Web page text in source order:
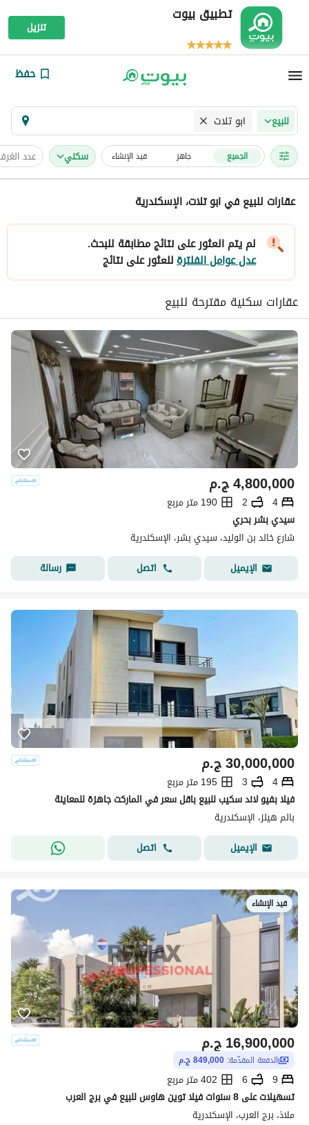
تطبيق بيوت
تنزيل
حفظ
للبيع ابو تلات
الجميع جاهز قيد الإنشاء سكني عدد
عقارات للبيع في ابو تلات، الإسكندرية
لم يتم العثور على نتائج مطابقة للبحث.
عدل عوامل الفلترةللعثور على نتائج
عقارات سكنية مقترحة للبيع
ج.م4,800,000
4
2
190 متر مربع
سيدي بشر بحري
شارع خالد بن الوليد، سيدي بشر، الإسكندرية
الإيميل
اتصل رسالة
ج.م30,000,000
4
3
195 متر مربع
فيلا بفيو لاند سكيب للبيع باقل سعر في الماركت جاهزة للمعاينة
بالم هيلز، الإسكندرية
الإيميل
اتصل
قيد الإنشاء
ج.م16,900,000
الدفعة المقدّمة: 849,000 ج.م
9
6
402 متر مربع
تسهيلات على 8 سنوات فيلا توين هاوس للبيع في برج العرب
ملاذ، برج العرب، الإسكندرية